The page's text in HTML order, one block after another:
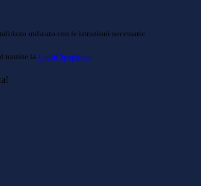
indicato con le istruzioni necessarie.
tramite la Login Spaggiari